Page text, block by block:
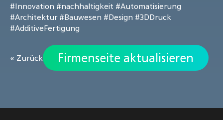
#Innovation #nachhaltigkeit #Automatisierung
#Architektur #Bauwesen #Design #3DDruck
#AdditiveFertigung
« Zurück Firmenseite aktualisieren